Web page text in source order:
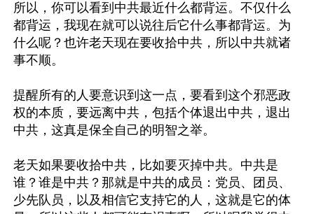
所以，你可以看到中共最近什么都背运。不仅什么
都背运，我现在就可以说往后它什么事都背运。为
什么呢？也许老天现在要收拾中共，所以中共就诸
事不顺。
提醒所有的人要意识到这一点，要看到这个邪恶政
权的本质，要远离中共，包括个体退出中共，退出
中共，这真是保全自己的明智之举。
老天如果要收拾中共，比如要灭掉中共。中共是
谁？谁是中共？那就是中共的成员：党员、团员、
少先队员，以及相信它支持它的人，这就是它的体